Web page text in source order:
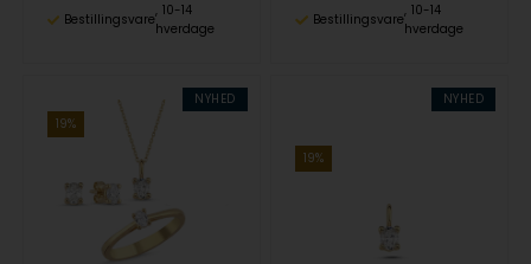
Bestillingsvare
10-14
hverdage
Bestillingsvare
10-14
hverdage
NYHED
19%
NYHED
19%